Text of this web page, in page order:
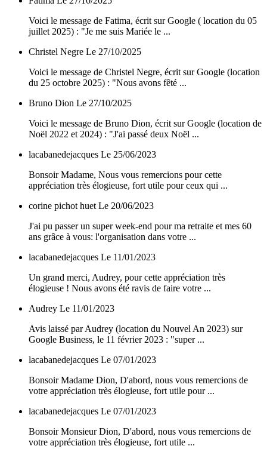
Voici le message de Fatima, écrit sur Google ( location du 05
juillet 2025) : "Je me suis Mariée le ...
Christel Negre Le 27/10/2025
Voici le message de Christel Negre, écrit sur Google (location
du 25 octobre 2025) : "Nous avons fêté ...
Bruno Dion Le 27/10/2025
Voici le message de Bruno Dion, écrit sur Google (location de
Noël 2022 et 2024) : "J'ai passé deux Noël ...
lacabanedejacques Le 25/06/2023
Bonsoir Madame, Nous vous remercions pour cette
appréciation très élogieuse, fort utile pour ceux qui ...
corine pichot huet Le 20/06/2023
J'ai pu passer un super week-end pour ma retraite et mes 60
ans grâce à vous: l'organisation dans votre ...
lacabanedejacques Le 11/01/2023
Un grand merci, Audrey, pour cette appréciation très
élogieuse ! Nous avons été ravis de faire votre ...
Audrey Le 11/01/2023
Avis laissé par Audrey (location du Nouvel An 2023) sur
Google Business, le 11 février 2023 : "super ...
lacabanedejacques Le 07/01/2023
Bonsoir Madame Dion, D'abord, nous vous remercions de
votre appréciation très élogieuse, fort utile pour ...
lacabanedejacques Le 07/01/2023
Bonsoir Monsieur Dion, D'abord, nous vous remercions de
votre appréciation très élogieuse, fort utile ...